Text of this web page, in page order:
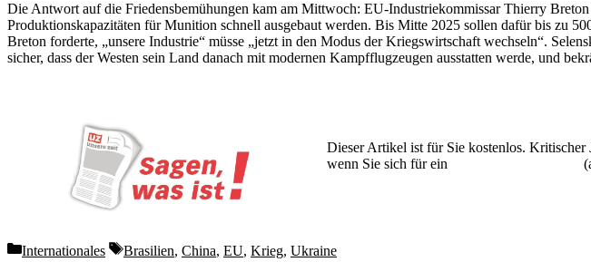
Die Antwort auf die Friedensbemühungen kam am Mittwoch: EU-Industriekommissar Thierry
Produktionskapazitäten für Munition schnell ausgebaut werden. Bis Mitte 2025 sollen dafür bis zu
Breton forderte, „unsere Industrie“ müsse „jetzt in den Modus der Kriegswirtschaft wechseln“.
sicher, dass der Westen sein Land danach mit modernen Kampfflugzeugen ausstatten werde, und
Dieser Artikel ist für Sie kostenlos. Kritischer
wenn Sie sich für ein
Categories
Internationales Tags
Brasilien, China, EU, Krieg, Ukraine